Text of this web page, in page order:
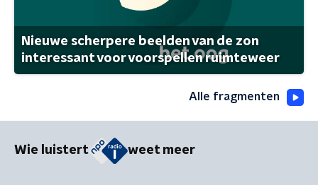
Nieuwe scherpere beelden van de zon
interessant voor voorspellen ruimteweer
Alle fragmenten
Wie luistert weet meer